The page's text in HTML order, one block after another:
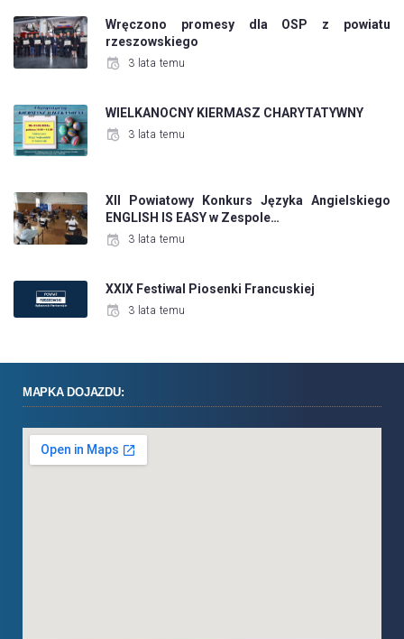
Wręczono promesy dla OSP z powiatu
rzeszowskiego
3 lata temu
WIELKANOCNY KIERMASZ CHARYTATYWNY
3 lata temu
XII Powiatowy Konkurs Języka Angielskiego
ENGLISH IS EASY w Zespole…
3 lata temu
XXIX Festiwal Piosenki Francuskiej
3 lata temu
MAPKA DOJAZDU: